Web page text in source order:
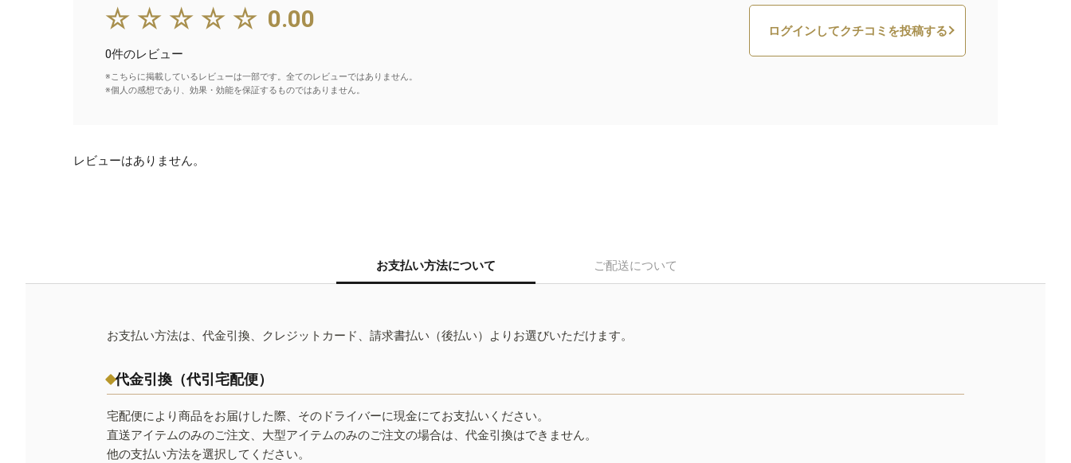
☆☆☆☆☆ 0.00
0件のレビュー
※こちらに掲載しているレビューは一部です。全てのレビューではありません。
※個人の感想であり、効果・効能を保証するものではありません。
ログインしてクチコミを投稿する
レビューはありません。
お支払い方法について ご配送について
お支払い方法は、代金引換、クレジットカード、請求書払い（後払い）よりお選びいただけます。
代金引換（代引宅配便）
宅配便により商品をお届けした際、そのドライバーに現金にてお支払いください。
直送アイテムのみのご注文、大型アイテムのみのご注文の場合は、代金引換はできません。
他の支払い方法を選択してください。